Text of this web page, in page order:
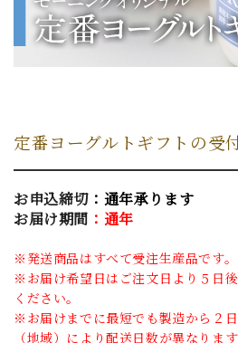
定番ヨーグルトギフトの受
お申込締切 ：通年承ります
お届け期間 ：通年
※発送商品はすべて受注生産品です。
※お届け希望日はご注文日より５日
ください。
※お届けまでに最短でも製造から２
（地域）により配送日数が異なりま